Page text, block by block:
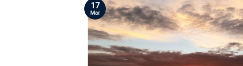
17
Mar